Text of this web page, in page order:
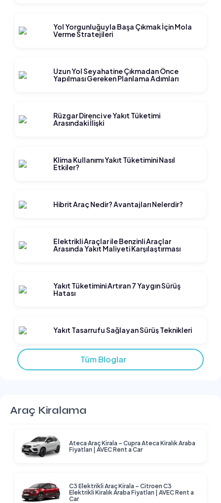
Yol Yorgunluğuyla Başa Çıkmak İçin Mola
Verme Stratejileri
Uzun Yol Seyahatine Çıkmadan Önce
Yapılması Gereken Planlama Adımları
Rüzgar Direnci ve Yakıt Tüketimi
Arasındaki İlişki
Klima Kullanımı Yakıt Tüketimini Nasıl
Etkiler?
Hibrit Araç Nedir? Avantajları Nelerdir?
Elektrikli Araçlar ile Benzinli Araçlar
Arasında Yakıt Maliyeti Karşılaştırması
Yakıt Tüketimini Artıran 7 Yaygın Sürüş
Hatası
Yakıt Tasarrufu Sağlayan Sürüş Teknikleri
Tüm Bloglar
Araç Kiralama
Ateca Araç Kirala – Cupra Ateca Kiralık Araba
Fiyatları | AVEC Rent a Car
C3 Elektrikli Araç Kirala – Citroen C3
Elektrikli Kiralık Araba Fiyatları | AVEC Rent a
Car